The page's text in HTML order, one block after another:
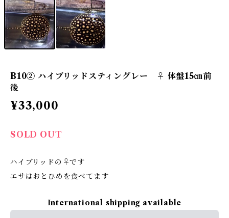
B10② ハイブリッドスティングレー ♀ 体盤15㎝前
後
¥33,000
SOLD OUT
ハイブリッドの♀です
エサはおとひめを食べてます
International shipping available